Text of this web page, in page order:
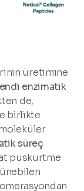
üretimine
enzimatik
de,
birlikte
süreç
püskürtme